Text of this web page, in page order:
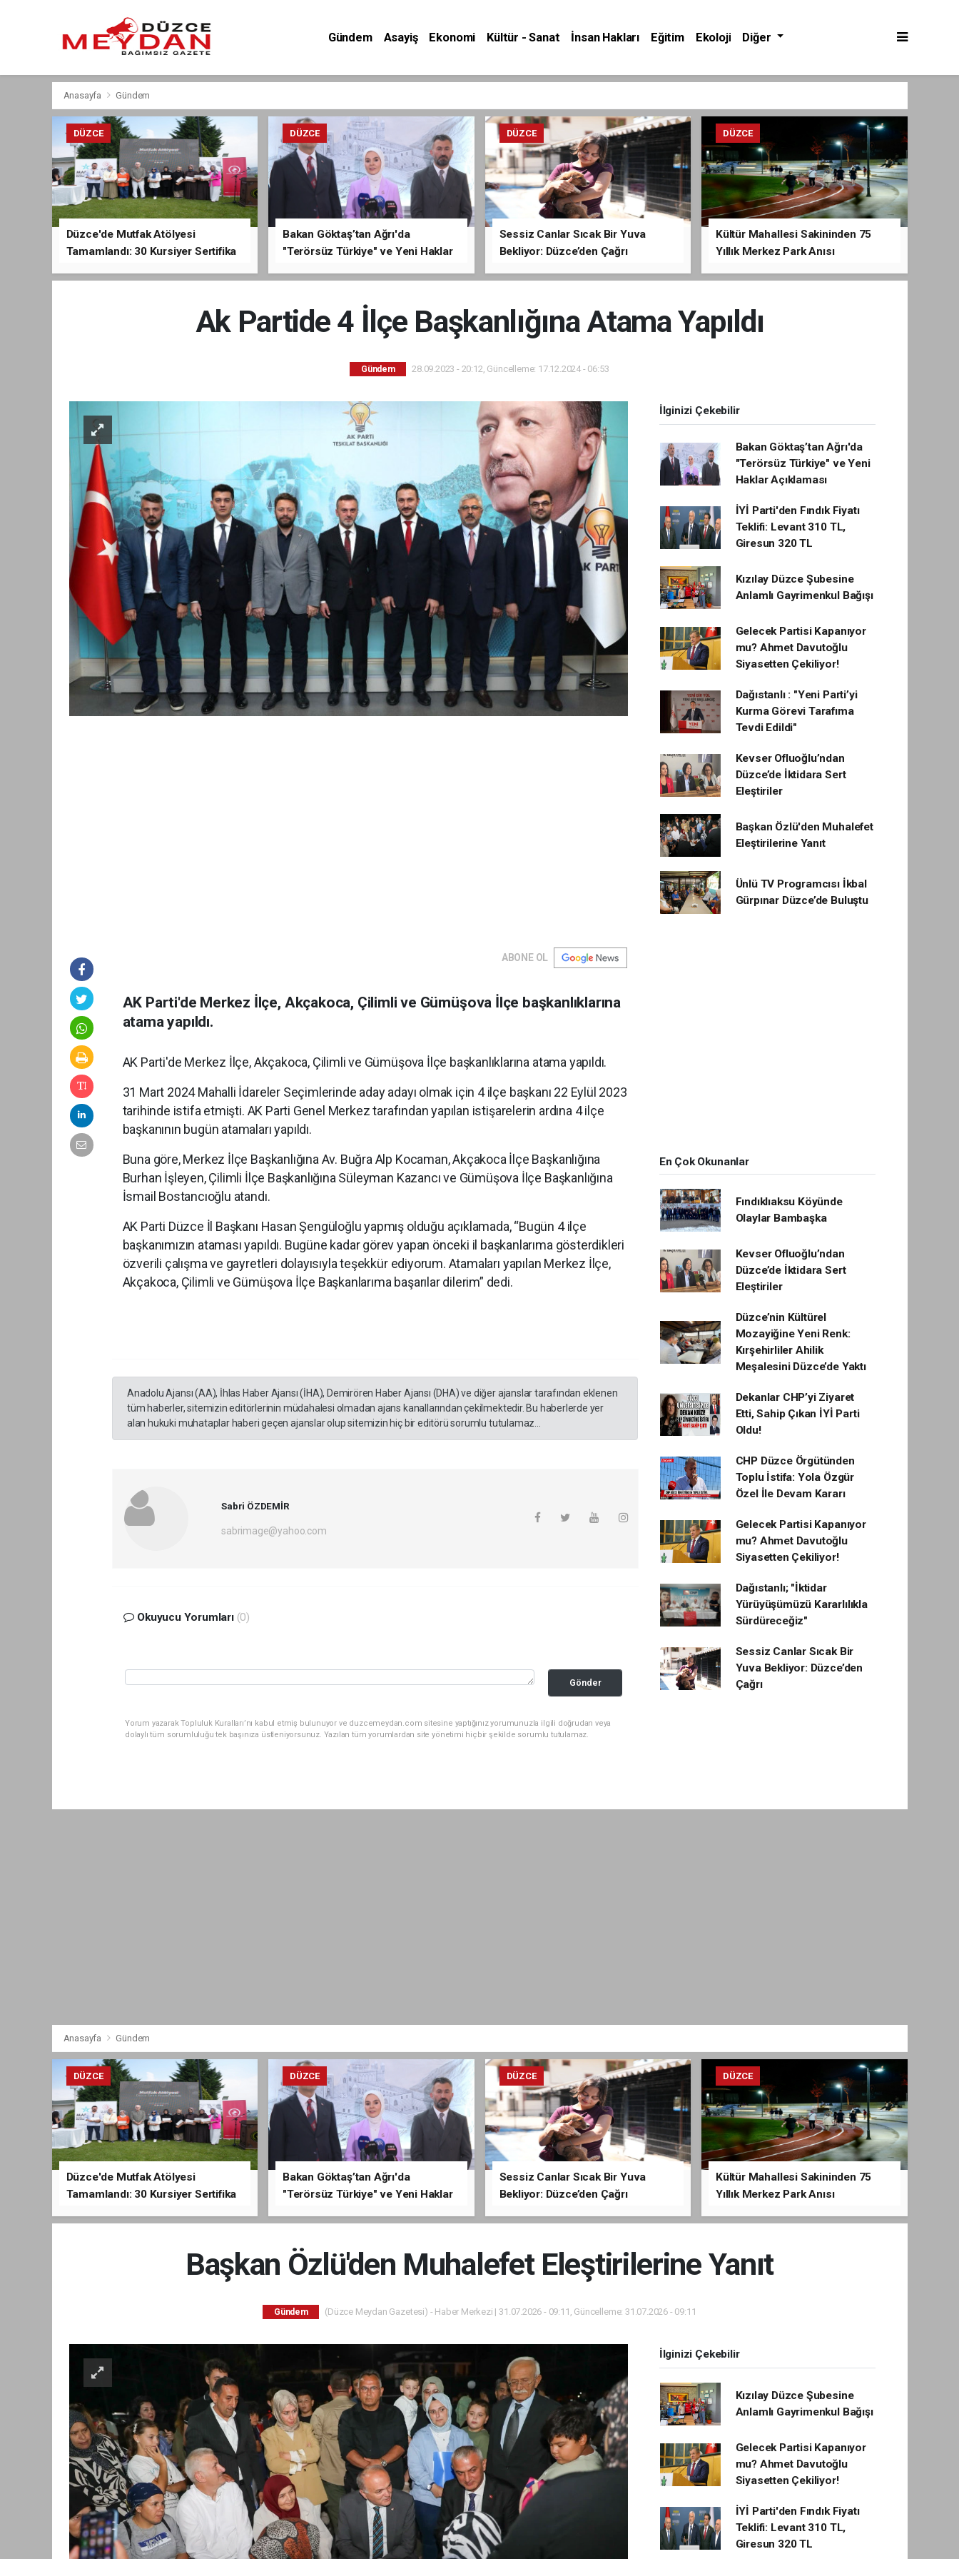
Gündem Asayiş Ekonomi Kültür - Sanat İnsan Hakları Eğitim Ekoloji Diğer
Anasayfa Gündem
DÜZCE
Düzce'de Mutfak Atölyesi
Tamamlandı: 30 Kursiyer Sertifika
DÜZCE
Bakan Göktaş’tan Ağrı'da
"Terörsüz Türkiye" ve Yeni Haklar
DÜZCE
Sessiz Canlar Sıcak Bir Yuva
Bekliyor: Düzce’den Çağrı
DÜZCE
Kültür Mahallesi Sakininden 75
Yıllık Merkez Park Anısı
Ak Partide 4 İlçe Başkanlığına Atama Yapıldı
Gündem 28.09.2023 - 20:12, Güncelleme: 17.12.2024 - 06:53
ABONE OL
AK Parti'de Merkez İlçe, Akçakoca, Çilimli ve Gümüşova İlçe başkanlıklarına
atama yapıldı.
AK Parti'de Merkez İlçe, Akçakoca, Çilimli ve Gümüşova İlçe başkanlıklarına atama yapıldı.
31 Mart 2024 Mahalli İdareler Seçimlerinde aday adayı olmak için 4 ilçe başkanı 22 Eylül 2023
tarihinde istifa etmişti. AK Parti Genel Merkez tarafından yapılan istişarelerin ardına 4 ilçe
başkanının bugün atamaları yapıldı.
Buna göre, Merkez İlçe Başkanlığına Av. Buğra Alp Kocaman, Akçakoca İlçe Başkanlığına
Burhan İşleyen, Çilimli İlçe Başkanlığına Süleyman Kazancı ve Gümüşova İlçe Başkanlığına
İsmail Bostancıoğlu atandı.
AK Parti Düzce İl Başkanı Hasan Şengüloğlu yapmış olduğu açıklamada, “Bugün 4 ilçe
başkanımızın ataması yapıldı. Bugüne kadar görev yapan önceki il başkanlarıma gösterdikleri
özverili çalışma ve gayretleri dolayısıyla teşekkür ediyorum. Atamaları yapılan Merkez İlçe,
Akçakoca, Çilimli ve Gümüşova İlçe Başkanlarıma başarılar dilerim” dedi.
Anadolu Ajansı (AA), İhlas Haber Ajansı (İHA), Demirören Haber Ajansı (DHA) ve diğer ajanslar tarafından eklenen
tüm haberler, sitemizin editörlerinin müdahalesi olmadan ajans kanallarından çekilmektedir. Bu haberlerde yer
alan hukuki muhataplar haberi geçen ajanslar olup sitemizin hiç bir editörü sorumlu tutulamaz...
Sabri ÖZDEMİR
sabrimage@yahoo.com
Okuyucu Yorumları (0)
Gönder
Yorum yazarak Topluluk Kuralları’nı kabul etmiş bulunuyor ve duzcemeydan.com sitesine yaptığınız yorumunuzla ilgili doğrudan veya
dolaylı tüm sorumluluğu tek başınıza üstleniyorsunuz. Yazılan tüm yorumlardan site yönetimi hiçbir şekilde sorumlu tutulamaz.
İlginizi Çekebilir
Bakan Göktaş’tan Ağrı'da
"Terörsüz Türkiye" ve Yeni
Haklar Açıklaması
İYİ Parti'den Fındık Fiyatı
Teklifi: Levant 310 TL,
Giresun 320 TL
Kızılay Düzce Şubesine
Anlamlı Gayrimenkul Bağışı
Gelecek Partisi Kapanıyor
mu? Ahmet Davutoğlu
Siyasetten Çekiliyor!
Dağıstanlı : "Yeni Parti’yi
Kurma Görevi Tarafıma
Tevdi Edildi"
Kevser Ofluoğlu’ndan
Düzce’de İktidara Sert
Eleştiriler
Başkan Özlü'den Muhalefet
Eleştirilerine Yanıt
Ünlü TV Programcısı İkbal
Gürpınar Düzce’de Buluştu
En Çok Okunanlar
Fındıklıaksu Köyünde
Olaylar Bambaşka
Kevser Ofluoğlu’ndan
Düzce’de İktidara Sert
Eleştiriler
Düzce’nin Kültürel
Mozayiğine Yeni Renk:
Kırşehirliler Ahilik
Meşalesini Düzce’de Yaktı
Dekanlar CHP’yi Ziyaret
Etti, Sahip Çıkan İYİ Parti
Oldu!
CHP Düzce Örgütünden
Toplu İstifa: Yola Özgür
Özel İle Devam Kararı
Gelecek Partisi Kapanıyor
mu? Ahmet Davutoğlu
Siyasetten Çekiliyor!
Dağıstanlı; "İktidar
Yürüyüşümüzü Kararlılıkla
Sürdüreceğiz"
Sessiz Canlar Sıcak Bir
Yuva Bekliyor: Düzce’den
Çağrı
Anasayfa Gündem
DÜZCE
Düzce'de Mutfak Atölyesi
Tamamlandı: 30 Kursiyer Sertifika
DÜZCE
Bakan Göktaş’tan Ağrı'da
"Terörsüz Türkiye" ve Yeni Haklar
DÜZCE
Sessiz Canlar Sıcak Bir Yuva
Bekliyor: Düzce’den Çağrı
DÜZCE
Kültür Mahallesi Sakininden 75
Yıllık Merkez Park Anısı
Başkan Özlü'den Muhalefet Eleştirilerine Yanıt
Gündem (Düzce Meydan Gazetesi) - Haber Merkezi | 31.07.2026 - 09:11, Güncelleme: 31.07.2026 - 09:11
İlginizi Çekebilir
Kızılay Düzce Şubesine
Anlamlı Gayrimenkul Bağışı
Gelecek Partisi Kapanıyor
mu? Ahmet Davutoğlu
Siyasetten Çekiliyor!
İYİ Parti'den Fındık Fiyatı
Teklifi: Levant 310 TL,
Giresun 320 TL